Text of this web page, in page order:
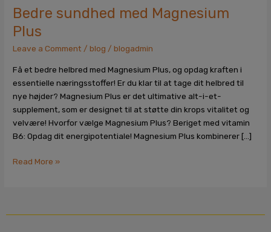
Bedre sundhed med Magnesium
Plus
Leave a Comment /blog /blogadmin
Få et bedre helbred med Magnesium Plus, og opdag kraften i
essentielle næringsstoffer! Er du klar til at tage dit helbred til
nye højder? Magnesium Plus er det ultimative alt-i-et-
supplement, som er designet til at støtte din krops vitalitet og
velvære! Hvorfor vælge Magnesium Plus? Beriget med vitamin
B6: Opdag dit energipotentiale! Magnesium Plus kombinerer […]
Read More »